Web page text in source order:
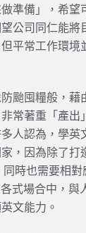
準備」，希望
公司同仁能將
平常工作環境
颱囤糧般，藉
常著重「產出
人認為，學英
，因為除了打
同時也需要相對
各式場合中，與
文能力。